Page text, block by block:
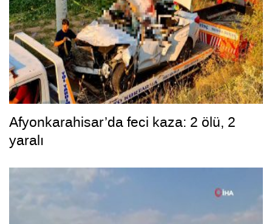
Afyonkarahisar’da feci kaza: 2 ölü, 2
yaralı